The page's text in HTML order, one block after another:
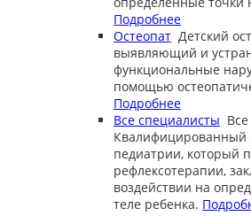
Подробнее
Остеопат Детский
выявляющий и
функциональные
помощью
Подробнее
Все специалисты
Квалифицированный
педиатрии, который
рефлексотерапии,
воздействии на
теле ребенка.